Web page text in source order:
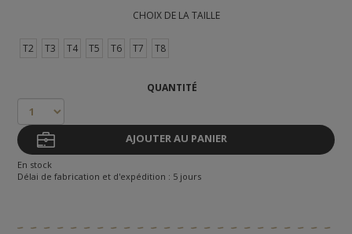
CHOIX DE LA TAILLE
T2 T3 T4 T5 T6 T7 T8
QUANTITÉ
AJOUTER AU PANIER
En stock
Délai de fabrication et d'expédition : 5 jours